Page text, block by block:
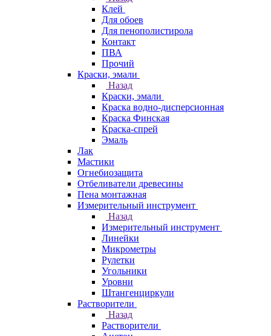
Клей
Для обоев
Для пенополистирола
Контакт
ПВА
Прочий
Краски, эмали
Назад
Краски, эмали
Краска водно-дисперсионная
Краска Финская
Краска-спрей
Эмаль
Лак
Мастики
Огнебиозащита
Отбеливатели древесины
Пена монтажная
Измерительный инструмент
Назад
Измерительный инструмент
Линейки
Микрометры
Рулетки
Угольники
Уровни
Штангенциркули
Растворители
Назад
Растворители